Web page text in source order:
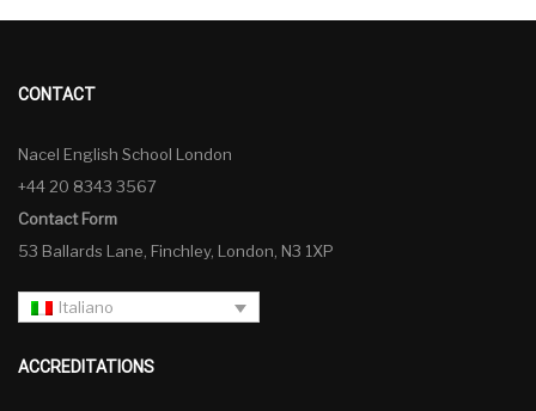
CONTACT
Nacel English School London
+44 20 8343 3567
Contact Form
53 Ballards Lane, Finchley, London, N3 1XP
Italiano
ACCREDITATIONS